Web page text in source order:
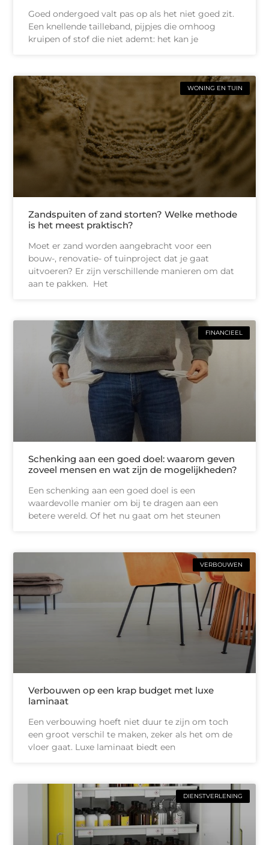
Goed ondergoed valt pas op als het niet goed zit.
Een knellende tailleband, pijpjes die omhoog
kruipen of stof die niet ademt: het kan je
WONING EN TUIN
Zandspuiten of zand storten? Welke methode
is het meest praktisch?
Moet er zand worden aangebracht voor een
bouw-, renovatie- of tuinproject dat je gaat
uitvoeren? Er zijn verschillende manieren om dat
aan te pakken. Het
FINANCIEEL
Schenking aan een goed doel: waarom geven
zoveel mensen en wat zijn de mogelijkheden?
Een schenking aan een goed doel is een
waardevolle manier om bij te dragen aan een
betere wereld. Of het nu gaat om het steunen
VERBOUWEN
Verbouwen op een krap budget met luxe
laminaat
Een verbouwing hoeft niet duur te zijn om toch
een groot verschil te maken, zeker als het om de
vloer gaat. Luxe laminaat biedt een
DIENSTVERLENING